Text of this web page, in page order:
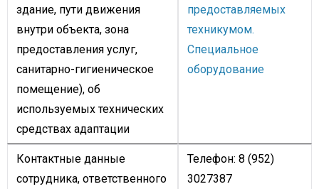
здание, пути движения
внутри объекта, зона
предоставления услуг,
санитарно-гигиеническое
помещение), об
используемых технических
средствах адаптации
предоставляемых
техникумом.
Специальное
оборудование
Контактные данные
сотрудника, ответственного
Телефон: 8 (952)
3027387